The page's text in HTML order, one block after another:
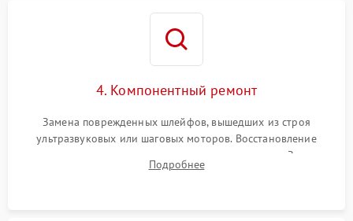
4. Компонентный ремонт
Замена поврежденных шлейфов, вышедших из строя
ультразвуковых или шаговых моторов. Восстановление
геометрии направляющих при заклинивании зума. Замена
неисправного блока диафрагмы, датчиков положения или
Подробнее